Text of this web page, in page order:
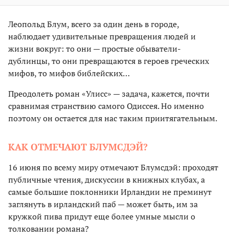
Леопольд Блум, всего за один день в городе,
наблюдает удивительные превращения людей и
жизни вокруг: то они — простые обыватели-
дублинцы, то они превращаются в героев греческих
мифов, то мифов библейских…
Преодолеть роман «Улисс» — задача, кажется, почти
сравнимая странствию самого Одиссея. Но именно
поэтому он остается для нас таким приитягательным.
КАК ОТМЕЧАЮТ БЛУМСДЭЙ?
16 июня по всему миру отмечают Блумсдэй: проходят
публичные чтения, дискуссии в книжных клубах, а
самые большие поклонники Ирландии не преминут
заглянуть в ирландский паб — может быть, им за
кружкой пива придут еще более умные мысли о
толковании романа?